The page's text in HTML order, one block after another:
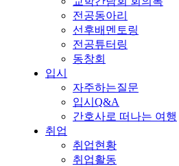
전공동아리
선후배멘토링
전공튜터링
동창회
입시
자주하는질문
입시Q&A
간호사로 떠나는 여행
취업
취업현황
취업활동